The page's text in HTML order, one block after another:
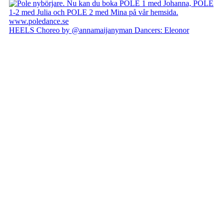
HEELS Choreo by @annamaijanyman Dancers: Eleonor